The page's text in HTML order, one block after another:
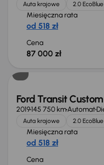
Auta krajowe 2.0 EcoBlue
Miesięczna rata
od 518 zł
Cena
87 000 zł
Ford Transit Custom
2019145 750 kmAutomat
Auta krajowe 2.0 EcoBlue
Miesięczna rata
od 518 zł
Cena